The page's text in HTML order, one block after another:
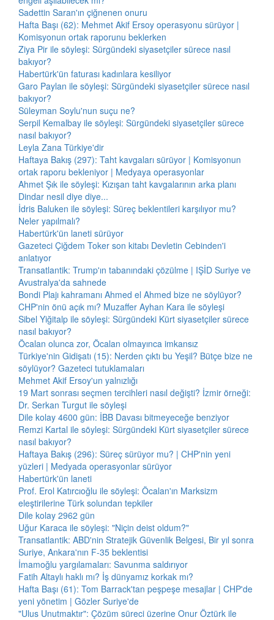
Sadettin Saran'ın çiğnenen onuru
Hafta Başı (62): Mehmet Akif Ersoy operasyonu sürüyor |
Komisyonun ortak raporunu beklerken
Ziya Pir ile söyleşi: Sürgündeki siyasetçiler sürece nasıl
bakıyor?
Habertürk'ün faturası kadınlara kesiliyor
Garo Paylan ile söyleşi: Sürgündeki siyasetçiler sürece nasıl
bakıyor?
Süleyman Soylu'nun suçu ne?
Serpil Kemalbay ile söyleşi: Sürgündeki siyasetçiler sürece
nasıl bakıyor?
Leyla Zana Türkiye'dir
Haftaya Bakış (297): Taht kavgaları sürüyor | Komisyonun
ortak raporu bekleniyor | Medyaya operasyonlar
Ahmet Şık ile söyleşi: Kızışan taht kavgalarının arka planı
Dindar nesil diye diye...
İdris Baluken ile söyleşi: Süreç beklentileri karşılıyor mu?
Neler yapılmalı?
Habertürk'ün laneti sürüyor
Gazeteci Çiğdem Toker son kitabı Devletin Cebinden'i
anlatıyor
Transatlantik: Trump'ın tabanındaki çözülme | IŞİD Suriye ve
Avustralya'da sahnede
Bondi Plajı kahramanı Ahmed el Ahmed bize ne söylüyor?
CHP'nin önü açık mı? Muzaffer Ayhan Kara ile söyleşi
Sibel Yiğitalp ile söyleşi: Sürgündeki Kürt siyasetçiler sürece
nasıl bakıyor?
Öcalan olunca zor, Öcalan olmayınca imkansız
Türkiye'nin Gidişatı (15): Nerden çıktı bu Yeşil? Bütçe bize ne
söylüyor? Gazeteci tutuklamaları
Mehmet Akif Ersoy'un yalnızlığı
19 Mart sonrası seçmen tercihleri nasıl değişti? İzmir örneği:
Dr. Serkan Turgut ile söyleşi
Dile kolay 4600 gün: İBB Davası bitmeyeceğe benziyor
Remzi Kartal ile söyleşi: Sürgündeki Kürt siyasetçiler sürece
nasıl bakıyor?
Haftaya Bakış (296): Süreç sürüyor mu? | CHP'nin yeni
yüzleri | Medyada operasyonlar sürüyor
Habertürk'ün laneti
Prof. Erol Katırcıoğlu ile söyleşi: Öcalan'ın Marksizm
eleştirilerine Türk solundan tepkiler
Dile kolay 2962 gün
Uğur Karaca ile söyleşi: "Niçin deist oldum?"
Transatlantik: ABD'nin Stratejik Güvenlik Belgesi, Bir yıl sonra
Suriye, Ankara'nın F-35 beklentisi
İmamoğlu yargılamaları: Savunma saldırıyor
Fatih Altaylı haklı mı? İş dünyamız korkak mı?
Hafta Başı (61): Tom Barrack'tan peşpeşe mesajlar | CHP'de
yeni yönetim | Gözler Suriye'de
"Ulus Unutmaktır": Çözüm süreci üzerine Onur Öztürk ile